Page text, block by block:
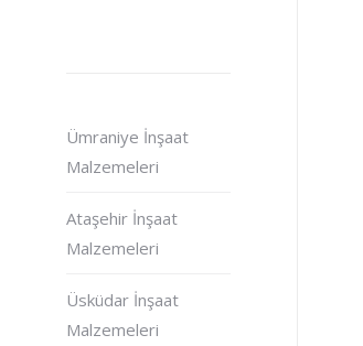
Ümraniye İnşaat
Malzemeleri
Ataşehir İnşaat
Malzemeleri
Üsküdar İnşaat
Malzemeleri